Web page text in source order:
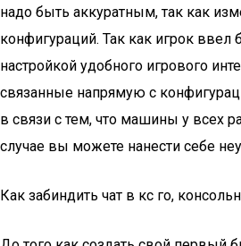
надо быть аккуратным, так как
конфигураций. Так как игрок ввел
настройкой удобного игрового
связанные напрямую с
в связи с тем, что машины у всех
случае вы можете нанести себе
Как забиндить чат в кс го,